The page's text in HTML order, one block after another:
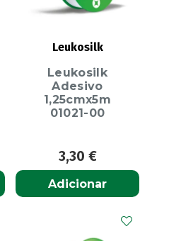
Leukosilk
Leukosilk
Adesivo
1,25cmx5m
01021-00
3,30 €
Adicionar